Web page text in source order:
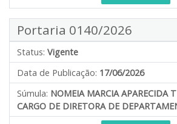
Portaria 0140/2026
Status: Vigente
Data de Publicação: 17/06/2026
Súmula: NOMEIA MARCIA APARECIDA
CARGO DE DIRETORA DE